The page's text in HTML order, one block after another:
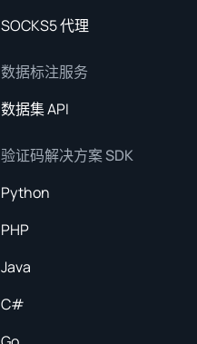
SOCKS5 代理
数据标注服务
数据集 API
验证码解决方案 SDK
Python
PHP
Java
C#